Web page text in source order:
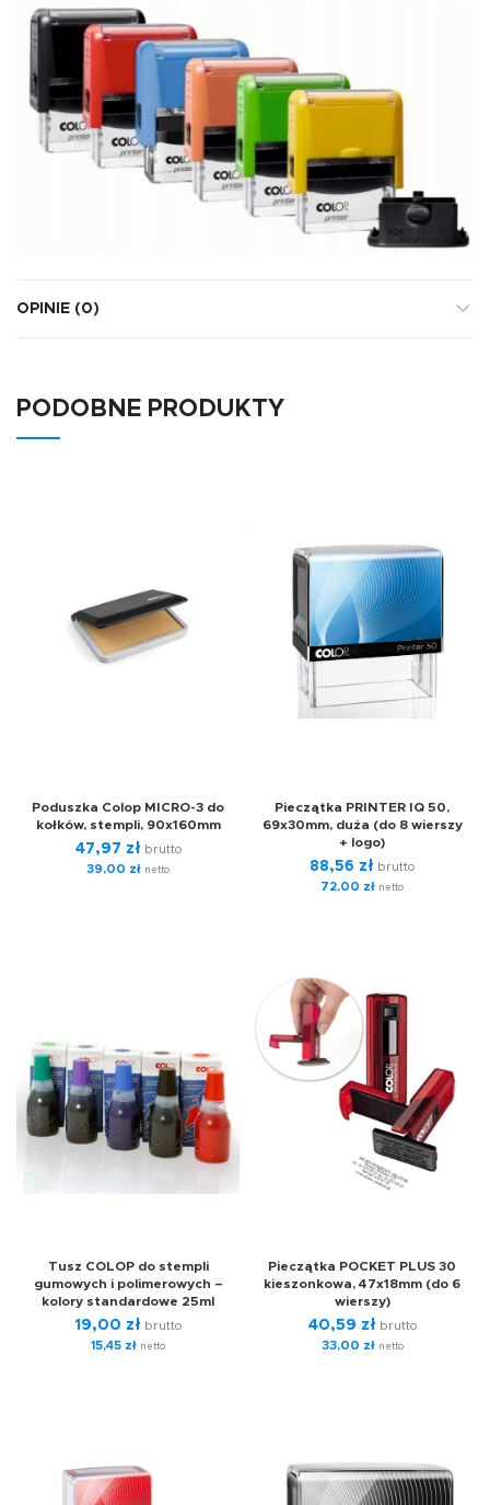
OPINIE (0)
PODOBNE PRODUKTY
Poduszka Colop MICRO-3 do
kołków, stempli, 90x160mm
47,97 zł brutto
39,00 zł netto
Pieczątka PRINTER IQ 50,
69x30mm, duża (do 8 wierszy
+ logo)
88,56 zł brutto
72,00 zł netto
Tusz COLOP do stempli
gumowych i polimerowych –
kolory standardowe 25ml
19,00 zł brutto
15,45 zł netto
Pieczątka POCKET PLUS 30
kieszonkowa, 47x18mm (do 6
wierszy)
40,59 zł brutto
33,00 złnetto